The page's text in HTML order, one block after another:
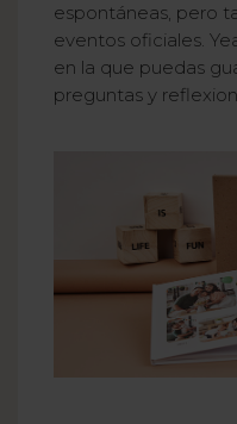
espontáneas, pero
eventos oficiales.
en la que puedas
preguntas y